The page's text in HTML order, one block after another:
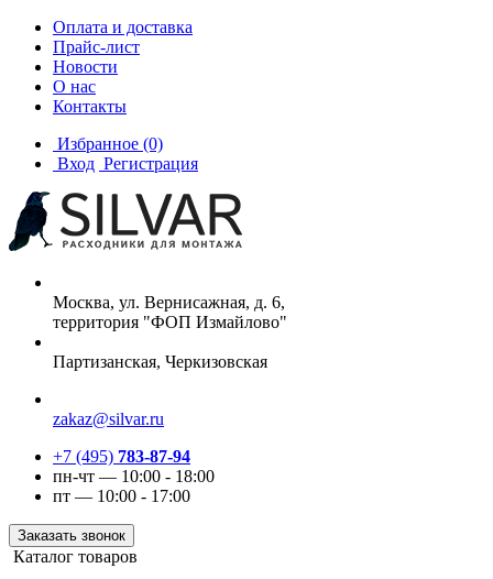
Оплата и доставка
Прайс-лист
Новости
О нас
Контакты
Избранное (0)
Вход Регистрация
Москва, ул. Вернисажная, д. 6,
территория "ФОП Измайлово"
Партизанская, Черкизовская
zakaz@silvar.ru
+7 (495) 783-87-94
пн-чт — 10:00 - 18:00
пт — 10:00 - 17:00
Заказать звонок
Каталог товаров